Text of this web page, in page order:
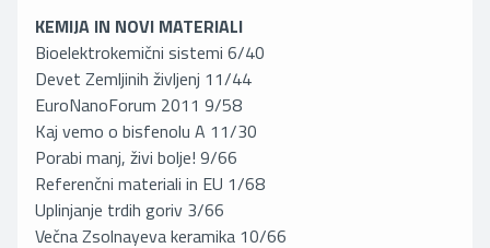
KEMIJA IN NOVI MATERIALI
Bioelektrokemični sistemi 6/40
Devet Zemljinih življenj 11/44
EuroNanoForum 2011 9/58
Kaj vemo o bisfenolu A 11/30
Porabi manj, živi bolje! 9/66
Referenčni materiali in EU 1/68
Uplinjanje trdih goriv 3/66
Večna Zsolnayeva keramika 10/66